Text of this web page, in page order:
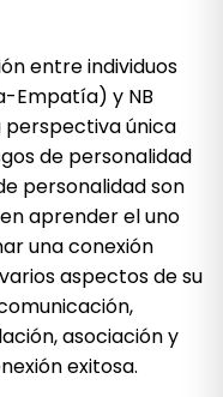
entre individuos
Empatía) y NB
única
de personalidad
personalidad son
aprender el uno
una conexión
aspectos de su
asociación y
exitosa.